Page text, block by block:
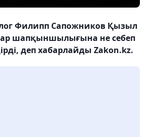
Филипп Сапожников Қызыл
шапқыншылығына не себеп
деп хабарлайды Zakon.kz.